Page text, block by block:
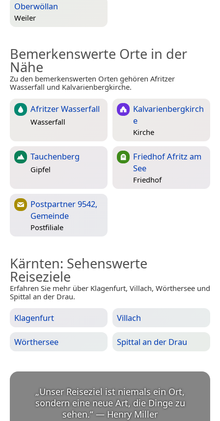
Oberwöllan
Weiler
Bemerkenswerte Orte in der
Nähe
Zu den bemerkenswerten Orten gehören Afritzer
Wasserfall und Kalvarienbergkirche.
Afritzer Wasserfall
Wasserfall
Kalvarienbergkirch
e
Kirche
Tauchenberg
Gipfel
Friedhof Afritz am
See
Friedhof
Postpartner 9542,
Gemeinde
Postfiliale
Kärnten: Sehenswerte
Reiseziele
Erfahren Sie mehr über Klagenfurt, Villach, Wörthersee und
Spittal an der Drau.
Klagenfurt Villach
Wörthersee Spittal an der Drau
„Unser Reiseziel ist niemals ein Ort,
sondern eine neue Art, die Dinge zu
sehen.“ — Henry Miller